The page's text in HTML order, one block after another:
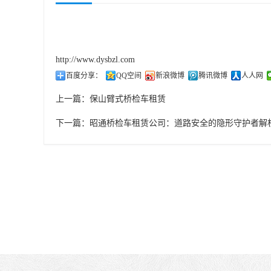
http://www.dysbzl.com
百度分享： QQ空间 新浪微博 腾讯微博 人人网
上一篇： 保山臂式桥检车租赁
下一篇： 昭通桥检车租赁公司：道路安全的隐形守护者解